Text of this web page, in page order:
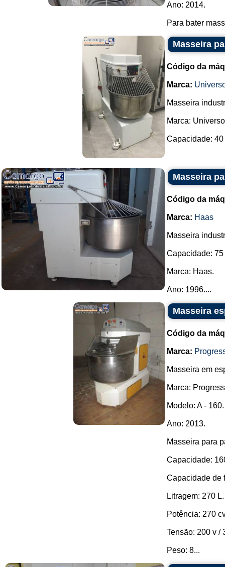
Ano: 2014.
Para bater
Masseira
Código da
Marca:
Masseira
Marca:
Capacidade: 40
Masseira
Código da
Marca: Haas
Masseira
Capacidade: 75
Marca: Haas.
Ano: 1996....
Masseira
Código da
Marca:
Masseira em
Marca:
Modelo: A - 160.
Ano: 2013.
Masseira para
Capacidade:
Capacidade de
Litragem: 270 L.
Potência: 270
Tensão: 200 v /
Peso: 8...